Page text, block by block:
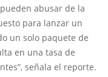
abusar de la
para lanzar un
un solo paquete de
en una tasa de
señala el reporte.